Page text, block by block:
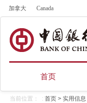
加拿大 Canada
首页
当前位置： : 首页 > 实用信息